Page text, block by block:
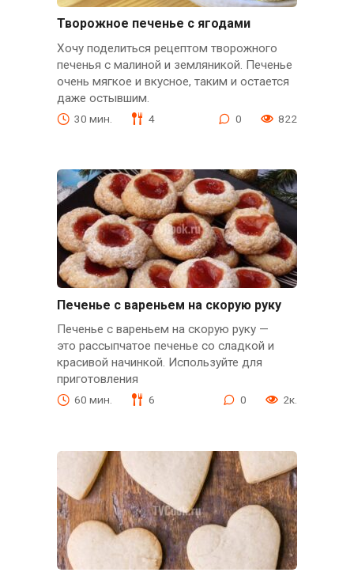
Творожное печенье с ягодами
Хочу поделиться рецептом творожного
печенья с малиной и земляникой. Печенье
очень мягкое и вкусное, таким и остается
даже остывшим.
30 мин. 4 0 822
Печенье с вареньем на скорую руку
Печенье с вареньем на скорую руку —
это рассыпчатое печенье со сладкой и
красивой начинкой. Используйте для
приготовления
60 мин. 6 0 2к.